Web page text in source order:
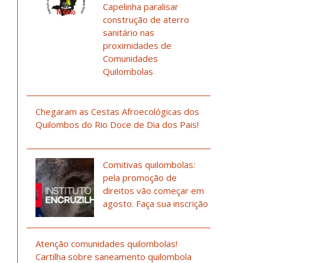
Capelinha paralisar
construção de aterro
sanitário nas
proximidades de
Comunidades
Quilombolas
Chegaram as Cestas Afroecológicas dos
Quilombos do Rio Doce de Dia dos Pais!
Comitivas quilombolas:
pela promoção de
direitos vão começar em
agosto. Faça sua inscrição
Atenção comunidades quilombolas!
Cartilha sobre saneamento quilombola